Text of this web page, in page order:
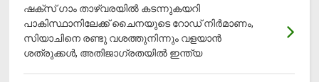
ഷക്സ് ​ഗാം താഴ്‌വരയിൽ കടന്നുകയറി
പാകിസ്ഥാനിലേക്ക് ചൈനയുടെ റോഡ് നിർമാണം,
സിയാചിനെ രണ്ടു വശത്തുനിന്നും വളയാൻ
ശത്രുക്കൾ, അതിജാ​ഗ്രതയിൽ ഇന്ത്യ